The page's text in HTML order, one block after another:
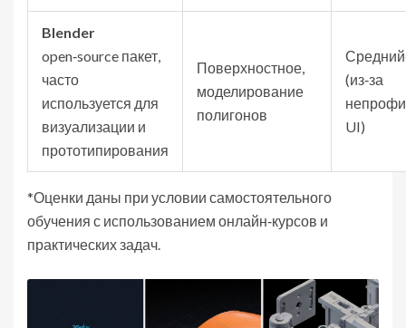
Blender
open‑source пакет,
часто
используется для
визуализации и
прототипирования
Поверхностное,
моделирование
полигонов
(из‑за
UI)
*Оценки даны при условии самостоятельного
обучения с использованием онлайн‑курсов и
практических задач.